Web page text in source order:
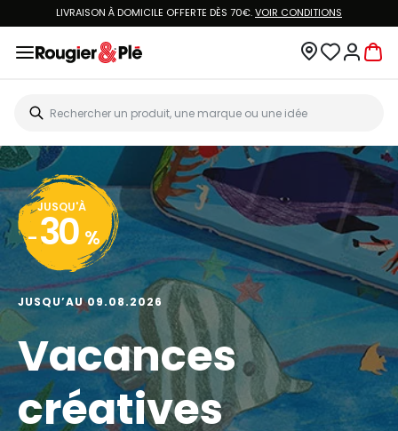
LIVRAISON À DOMICILE OFFERTE DÈS 70€.VOIR CONDITIONS
JUSQU'À
- 30 %
JUSQU’AU 09.08.2026
Vacances
créatives